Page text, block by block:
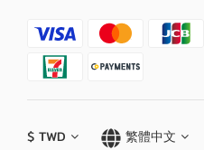
$ TWD 繁體中文